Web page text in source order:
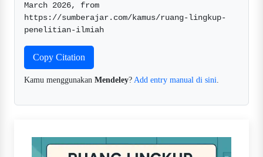
March 2026, from
https://sumberajar.com/kamus/ruang-lingkup-
penelitian-ilmiah
Copy Citation
Kamu menggunakan Mendeley? Add entry manual di sini.